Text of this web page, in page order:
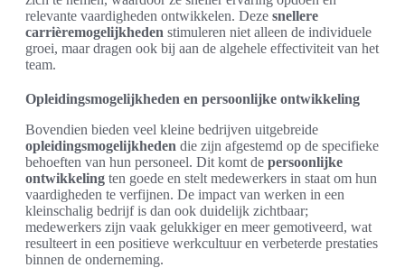
relevante vaardigheden ontwikkelen. Deze snellere
carrièremogelijkheden stimuleren niet alleen de individuele
groei, maar dragen ook bij aan de algehele effectiviteit van het
team.
Opleidingsmogelijkheden en persoonlijke ontwikkeling
Bovendien bieden veel kleine bedrijven uitgebreide
opleidingsmogelijkheden die zijn afgestemd op de specifieke
behoeften van hun personeel. Dit komt de persoonlijke
ontwikkeling ten goede en stelt medewerkers in staat om hun
vaardigheden te verfijnen. De impact van werken in een
kleinschalig bedrijf is dan ook duidelijk zichtbaar;
medewerkers zijn vaak gelukkiger en meer gemotiveerd, wat
resulteert in een positieve werkcultuur en verbeterde prestaties
binnen de onderneming.